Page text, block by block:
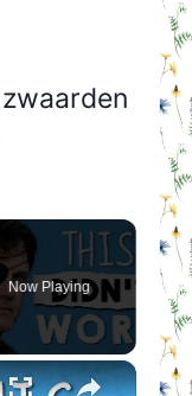
Now Playing
×